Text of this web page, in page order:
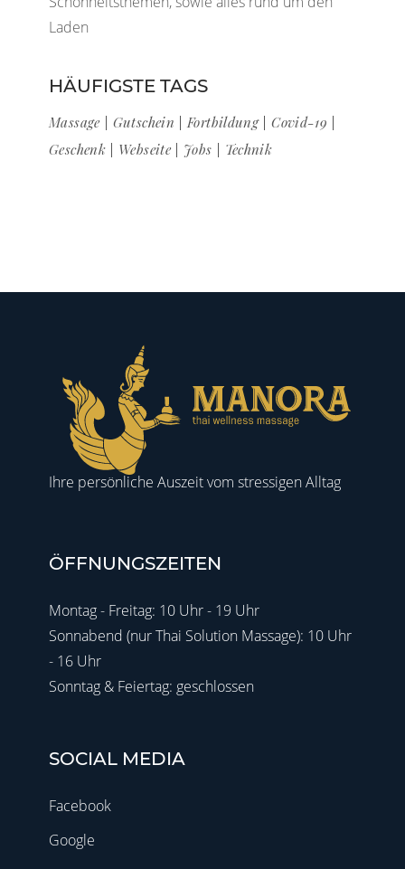
Laden
HÄUFIGSTE TAGS
Massage Gutschein Fortbildung
Covid-19
Geschenk
Webseite Jobs Technik
Ihre persönliche Auszeit vom stressigen Alltag
ÖFFNUNGSZEITEN
Montag - Freitag: 10 Uhr - 19 Uhr
Sonnabend (nur Thai Solution Massage): 10 Uhr
- 16 Uhr
Sonntag & Feiertag: geschlossen
SOCIAL MEDIA
Facebook
Google